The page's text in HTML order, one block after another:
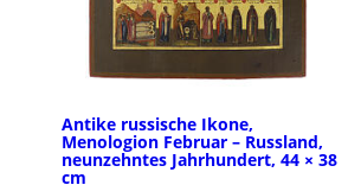
Antike russische Ikone,
Menologion Februar – Russland,
neunzehntes Jahrhundert, 44 × 38
cm